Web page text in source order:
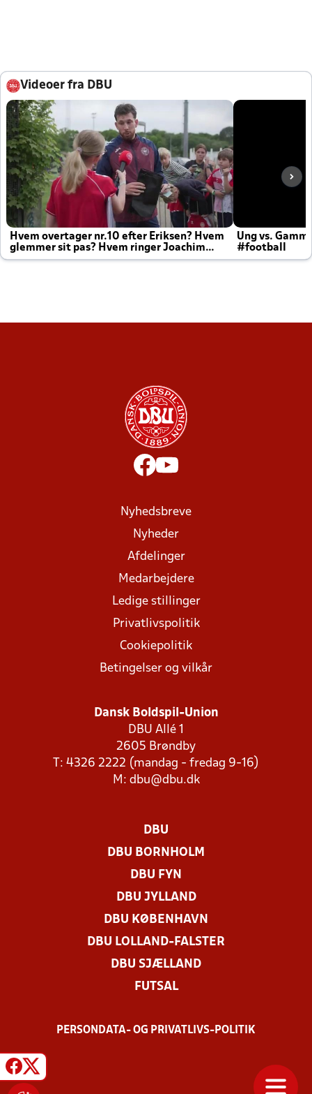
Videoer fra DBU
Hvem overtager nr.10 efter Eriksen? Hvem
glemmer sit pas? Hvem ringer Joachim
altid til efter kampe?
Ung vs.
#football
Nyhedsbreve
Nyheder
Afdelinger
Medarbejdere
Ledige stillinger
Privatlivspolitik
Cookiepolitik
Betingelser og vilkår
Dansk Boldspil-Union
DBU Allé 1
2605 Brøndby
T: 4326 2222 (mandag - fredag 9-16)
M: dbu@dbu.dk
DBU
DBU BORNHOLM
DBU FYN
DBU JYLLAND
DBU KØBENHAVN
DBU LOLLAND-FALSTER
DBU SJÆLLAND
FUTSAL
PERSONDATA- OG PRIVATLIVS-POLITIK